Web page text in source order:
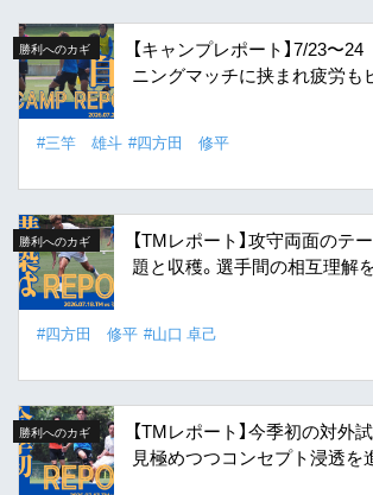
勝利へのカギ
【キャンプレポート】7/23〜
ニングマッチに挟まれ疲労も
#三竿 雄斗 #四方田 修平
勝利へのカギ
【TMレポート】攻守両面のテ
題と収穫。選手間の相互理解
#四方田 修平 #山口 卓己
勝利へのカギ
【TMレポート】今季初の対外
見極めつつコンセプト浸透を